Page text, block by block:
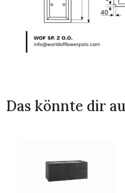
Das könnte dir